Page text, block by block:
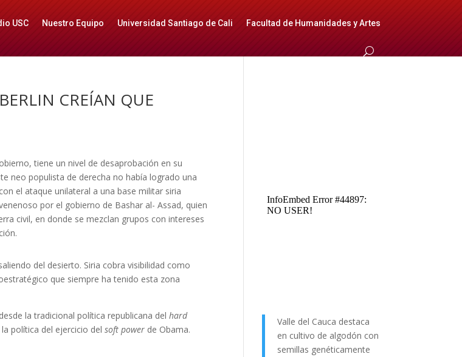
USC Nuestro Equipo Universidad Santiago de Cali Facultad de Humanidades y Artes
CREÍAN QUE
tiene un nivel de desaprobación en su
neo populista de derecha no había logrado una
el ataque unilateral a una base militar siria
por el gobierno de Bashar al- Assad, quien
civil, en donde se mezclan grupos con intereses
del desierto. Siria cobra visibilidad como
que siempre ha tenido esta zona
la tradicional política republicana delhard
política del ejercicio delsoft power de Obama.
Valle del Cauca destaca
en cultivo de algodón con
semillas genéticamente